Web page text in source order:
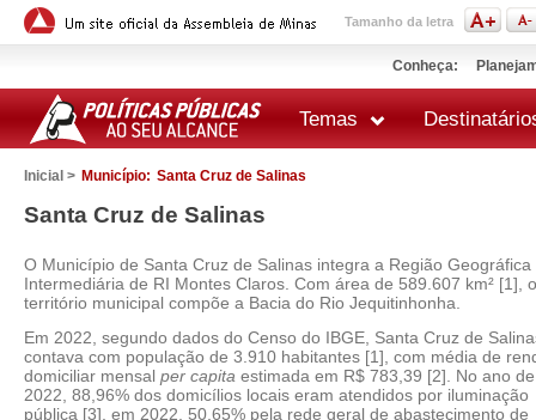
Tamanho da letra
Conheça:
Temas
Inicial > Município: Santa Cruz de Salinas
Santa Cruz de Salinas
O Município de Santa Cruz de Salinas integra a Região Geográfica
Intermediária de RI Montes Claros. Com área de 589.607 km² [1], o
território municipal compõe a Bacia do Rio Jequitinhonha.
Em 2022, segundo dados do Censo do IBGE, Santa Cruz de
contava com população de 3.910 habitantes [1], com média de
domiciliar mensal per capita estimada em R$ 783,39 [2]. No ano de
2022, 88,96% dos domicílios locais eram atendidos por iluminação
pública [3], em 2022, 50,65% pela rede geral de abastecimento de